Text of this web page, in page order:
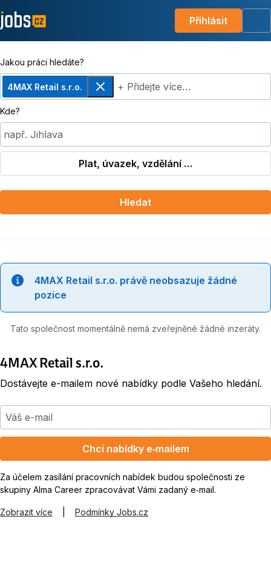
Přihlásit
Jakou práci hledáte?
4MAX Retail s.r.o.
Odebrat+ Přidejte více…
Kde?
např. Jihlava
Plat, úvazek, vzdělání …
Hledat
4MAX Retail s.r.o. právě neobsazuje žádné
pozice
Tato společnost momentálně nemá zveřejněné žádné inzeráty.
4MAX Retail s.r.o.
Dostávejte e-mailem nové nabídky podle Vašeho hledání.
Váš e-mail
Chci nabídky e‑mailem
Za účelem zasílání pracovních nabídek budou společnosti ze
skupiny Alma Career zpracovávat Vámi zadaný e‑mail.
Zobrazit více Podmínky Jobs.cz